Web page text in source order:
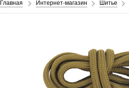
Главная Интернет-магазин Шитье